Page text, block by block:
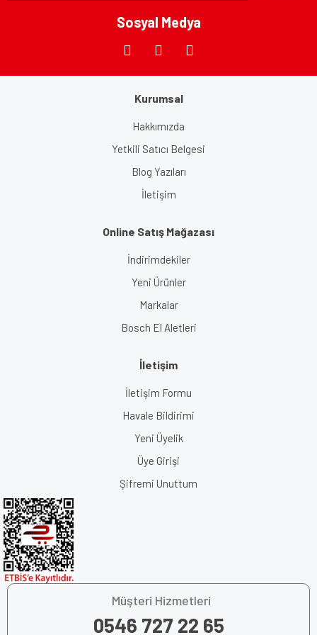
Sosyal Medya
Kurumsal
Hakkımızda
Yetkili Satıcı Belgesi
Blog Yazıları
İletişim
Online Satış Mağazası
İndirimdekiler
Yeni Ürünler
Markalar
Bosch El Aletleri
İletişim
İletişim Formu
Havale Bildirimi
Yeni Üyelik
Üye Girişi
Şifremi Unuttum
Müşteri Hizmetleri
0546 727 22 65